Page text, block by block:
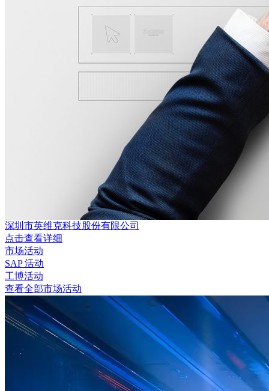
深圳市英维克科技股份有限公司
点击查看详细
市场活动
SAP 活动
工博活动
查看全部市场活动